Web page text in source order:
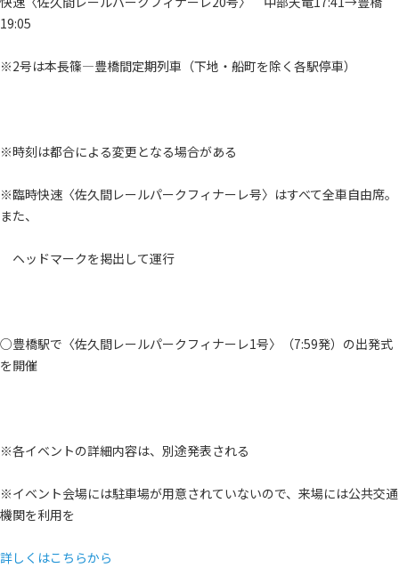
19:05
※2号は本長篠―豊橋間定期列車（下地・船町を除く各駅停車）
※時刻は都合による変更となる場合がある
※臨時快速〈佐久間レールパークフィナーレ号〉はすべて全車自由席。
また、
ヘッドマークを掲出して運行
○豊橋駅で〈佐久間レールパークフィナーレ1号〉（7:59発）の出発式
を開催
※各イベントの詳細内容は、別途発表される
※イベント会場には駐車場が用意されていないので、来場には公共交通
機関を利用を
詳しくはこちらから